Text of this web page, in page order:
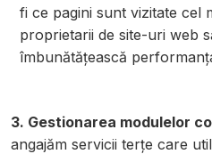
fi ce pagini sunt vizitate cel
proprietarii de site-uri web
îmbunătățească
3. Gestionarea modulelor
angajăm servicii terțe care